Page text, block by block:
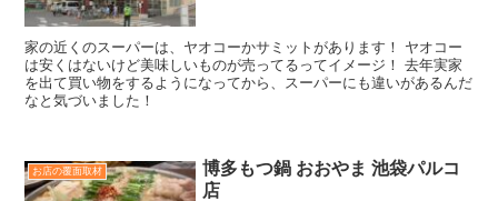
家の近くのスーパーは、ヤオコーかサミットがあります！ ヤオコー
は安くはないけど美味しいものが売ってるってイメージ！ 去年実家
を出て買い物をするようになってから、スーパーにも違いがあるんだ
なと気づいました！
お店の覆面取材
博多もつ鍋 おおやま 池袋パルコ
店